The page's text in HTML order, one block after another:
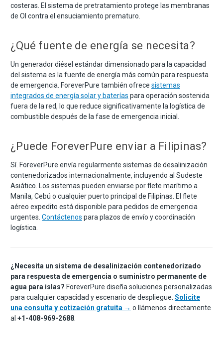
costeras. El sistema de pretratamiento protege las membranas
de OI contra el ensuciamiento prematuro.
¿Qué fuente de energía se necesita?
Un generador diésel estándar dimensionado para la capacidad
del sistema es la fuente de energía más común para respuesta
de emergencia. ForeverPure también ofrece sistemas
integrados de energía solar y baterías para operación sostenida
fuera de la red, lo que reduce significativamente la logística de
combustible después de la fase de emergencia inicial.
¿Puede ForeverPure enviar a Filipinas?
Sí. ForeverPure envía regularmente sistemas de desalinización
contenedorizados internacionalmente, incluyendo al Sudeste
Asiático. Los sistemas pueden enviarse por flete marítimo a
Manila, Cebú o cualquier puerto principal de Filipinas. El flete
aéreo expedito está disponible para pedidos de emergencia
urgentes. Contáctenos para plazos de envío y coordinación
logística.
¿Necesita un sistema de desalinización contenedorizado
para respuesta de emergencia o suministro permanente de
agua para islas? ForeverPure diseña soluciones personalizadas
para cualquier capacidad y escenario de despliegue. Solicite
una consulta y cotización gratuita → o llámenos directamente
al +1-408-969-2688.